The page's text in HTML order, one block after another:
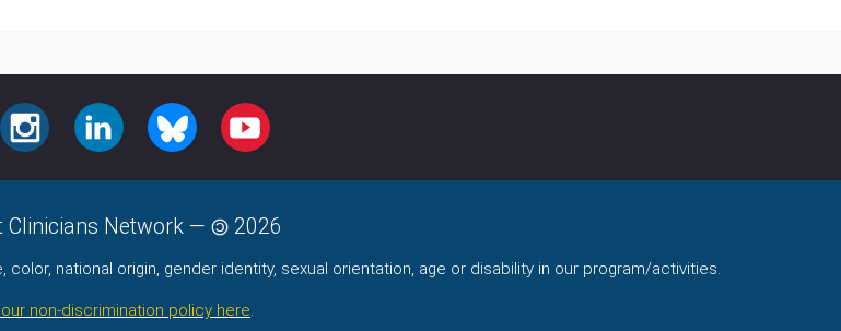
INSTAGRAMLINKEDIN BLUESKY YOUTUBE
Clinicians Network — 2026
national origin, gender identity, sexual orientation, age or disability in our program/activities.
non-discrimination policy here.